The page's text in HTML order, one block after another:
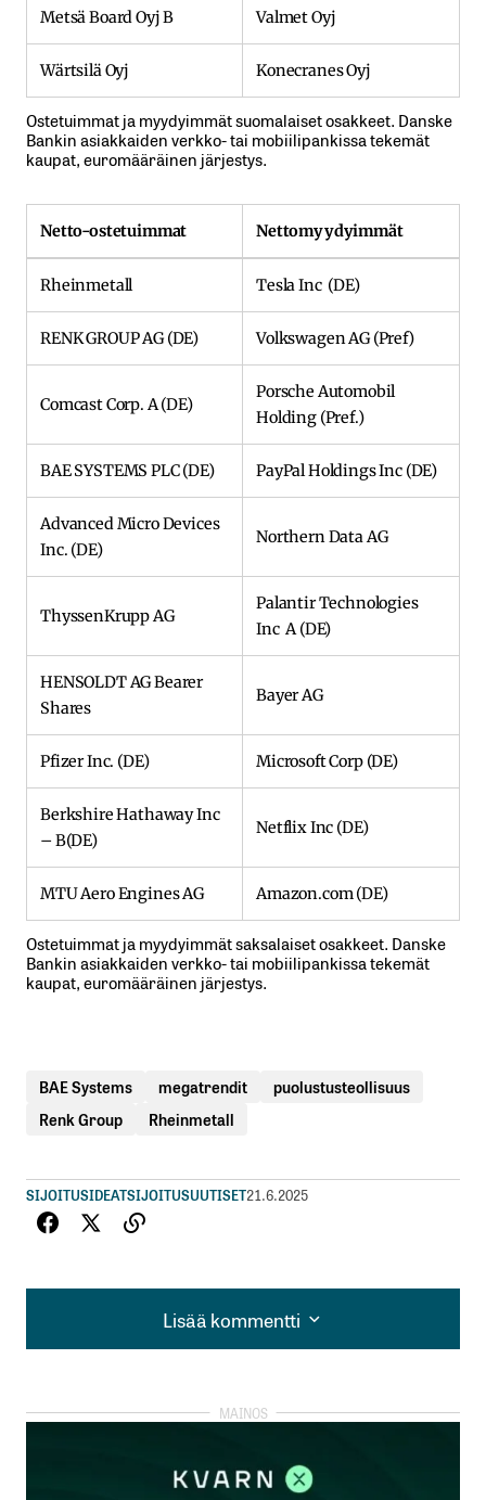
Metsä Board Oyj B Valmet Oyj
Wärtsilä Oyj Konecranes Oyj
Ostetuimmat ja myydyimmät suomalaiset osakkeet. Danske
Bankin asiakkaiden verkko- tai mobiilipankissa tekemät
kaupat, euromääräinen järjestys.
Netto-ostetuimmat Nettomyydyimmät
Rheinmetall Tesla Inc (DE)
RENK GROUP AG (DE) Volkswagen AG (Pref)
Comcast Corp. A (DE)
Porsche Automobil
Holding (Pref.)
BAE SYSTEMS PLC (DE) PayPal Holdings Inc (DE)
Advanced Micro Devices
Inc. (DE)
Northern Data AG
ThyssenKrupp AG
Palantir Technologies
Inc A (DE)
HENSOLDT AG Bearer
Shares
Bayer AG
Pfizer Inc. (DE) Microsoft Corp (DE)
Berkshire Hathaway Inc
– B(DE)
Netflix Inc (DE)
MTU Aero Engines AG Amazon.com (DE)
Ostetuimmat ja myydyimmät saksalaiset osakkeet. Danske
Bankin asiakkaiden verkko- tai mobiilipankissa tekemät
kaupat, euromääräinen järjestys.
BAE Systems megatrendit
puolustusteollisuus
Renk Group
Rheinmetall
SIJOITUSIDEATSIJOITUSUUTISET21.6.2025
Lisää kommentti
Lisää kommentti
kirjautua
rekisteröityä